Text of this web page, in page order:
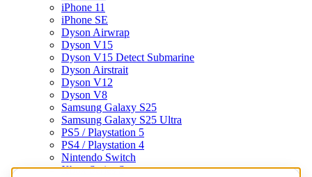
iPhone 11
iPhone SE
Dyson Airwrap
Dyson V15
Dyson V15 Detect Submarine
Dyson Airstrait
Dyson V12
Dyson V8
Samsung Galaxy S25
Samsung Galaxy S25 Ultra
PS5 / Playstation 5
PS4 / Playstation 4
Nintendo Switch
Xbox Series S